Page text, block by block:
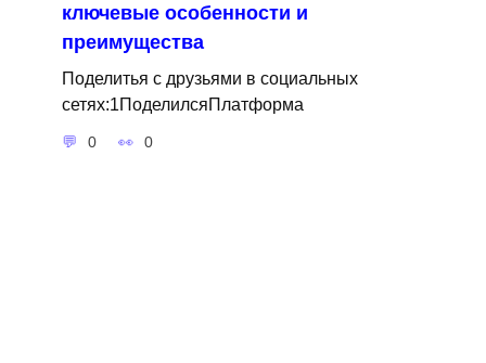
ключевые особенности и
преимущества
Поделитья с друзьями в социальных
сетях:1ПоделилсяПлатформа
0 0